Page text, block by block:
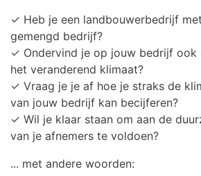
✓ Heb je een landbouwerbedrijf
gemengd bedrijf?
✓ Ondervind je op jouw bedrijf ook
het veranderend klimaat?
✓ Vraag je je af hoe je straks de
van jouw bedrijf kan becijferen?
✓ Wil je klaar staan om aan de
van je afnemers te voldoen?
... met andere woorden: